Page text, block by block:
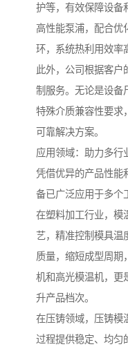
护等，有效保障设备
高性能泵浦，配合优
环，系统热利用效率
此外，公司根据客户
制服务。无论是设备
特殊介质兼容性要求
可靠解决方案。
应用领域：助力多行
凭借优异的产品性能
备已广泛应用于多个
在塑料加工行业，模
艺，精准控制模具温
质量，缩短成型周期
机和高光模温机，更
升产品档次。
在压铸领域，压铸模
过程提供稳定、均匀